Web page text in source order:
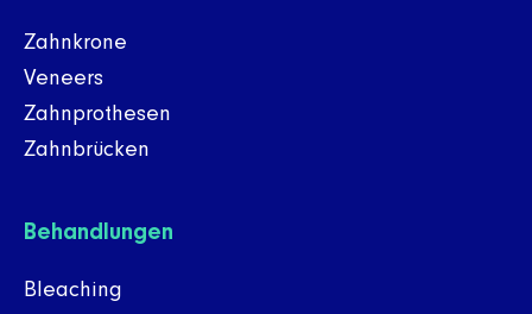
Zahnkrone
Veneers
Zahnprothesen
Zahnbrücken
Behandlungen
Bleaching